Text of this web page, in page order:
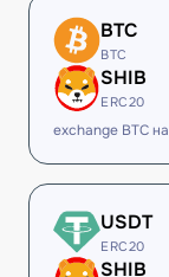
BTC
BTC
SHIB
ERC20
exchange BTC
USDT
ERC20
SHIB